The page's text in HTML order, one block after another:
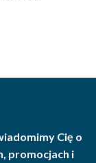
Cię o
promocjach i